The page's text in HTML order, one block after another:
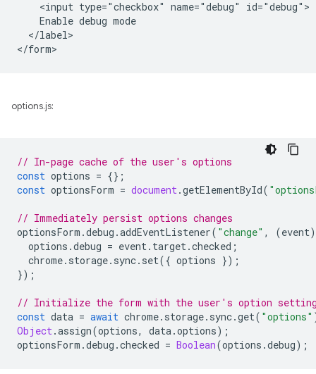
    <input type="checkbox" name="debug" id="debug">
    Enable debug mode
  </label>
options.js:
// In-page cache of the user's options
const options = {};
const optionsForm = document.getElementById(
// Immediately persist options changes
optionsForm .debug .addEventListener( "change" , (event)
options .debug = event. target.checked ;
chrome. storage. sync. set({ options });
});
// Initialize the form with the user's option
const data = await chrome. storage. sync.get( "options"
Object.assign(options, data.options);
optionsForm .debug .checked = Boolean(options .debug);